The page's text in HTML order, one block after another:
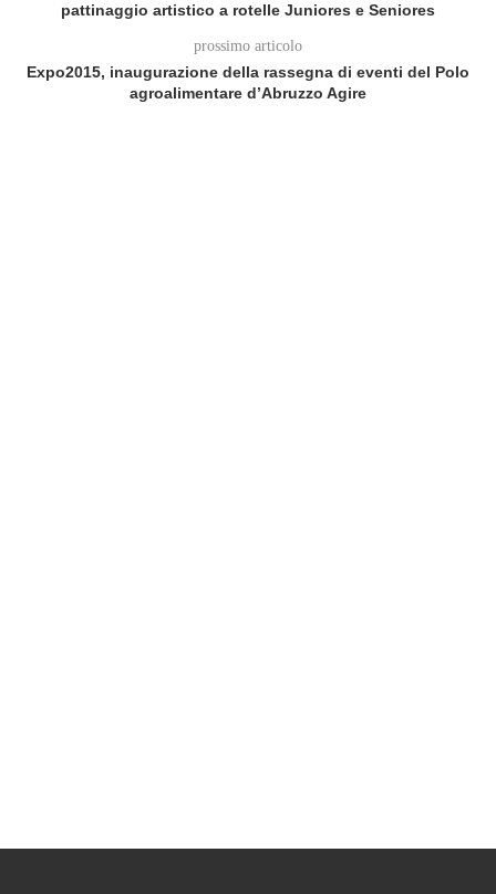
pattinaggio artistico a rotelle Juniores e Seniores
prossimo articolo
Expo2015, inaugurazione della rassegna di eventi del Polo
agroalimentare d’Abruzzo Agire